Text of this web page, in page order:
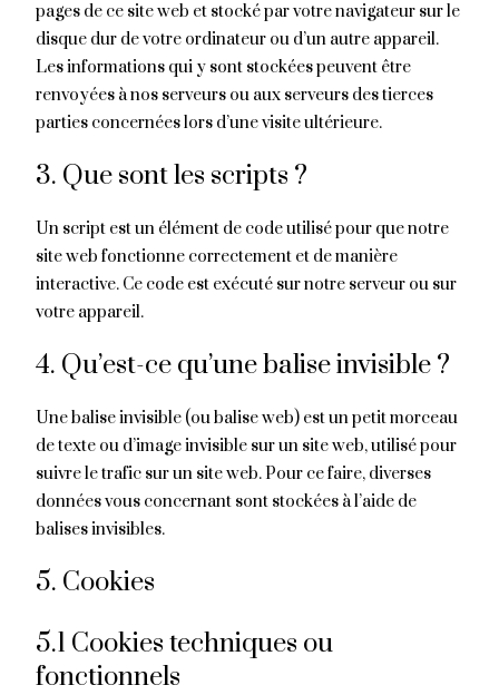
pages de ce site web et stocké par votre navigateur sur le
disque dur de votre ordinateur ou d’un autre appareil.
Les informations qui y sont stockées peuvent être
renvoyées à nos serveurs ou aux serveurs des tierces
parties concernées lors d’une visite ultérieure.
3. Que sont les scripts ?
Un script est un élément de code utilisé pour que notre
site web fonctionne correctement et de manière
interactive. Ce code est exécuté sur notre serveur ou sur
votre appareil.
4. Qu’est-ce qu’une balise invisible ?
Une balise invisible (ou balise web) est un petit morceau
de texte ou d’image invisible sur un site web, utilisé pour
suivre le trafic sur un site web. Pour ce faire, diverses
données vous concernant sont stockées à l’aide de
balises invisibles.
5. Cookies
5.1 Cookies techniques ou
fonctionnels